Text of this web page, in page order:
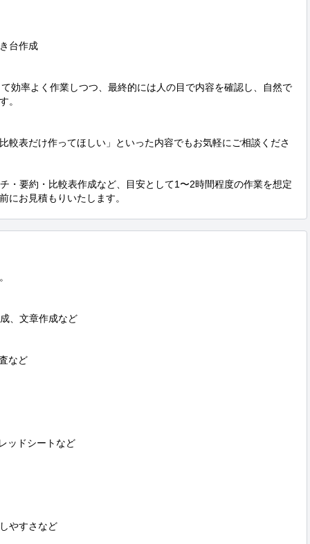
台作成
効率よく作業しつつ、最終的には人の目で内容を確認し、自然で
。
較表だけ作ってほしい」といった内容でもお気軽にご相談くださ
・要約・比較表作成など、目安として1〜2時間程度の作業を想定
にお見積もりいたします。
、文章作成など
など
ッドシートなど
やすさなど